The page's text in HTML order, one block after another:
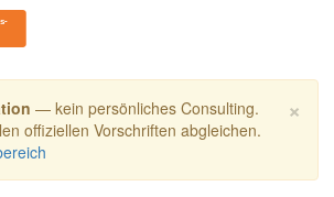
×
— kein persönliches Consulting.
offiziellen Vorschriften abgleichen.